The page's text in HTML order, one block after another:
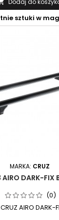
sztuki w
MARKA: CRUZ
DARK-FIX
(0)
AIRO DARK-